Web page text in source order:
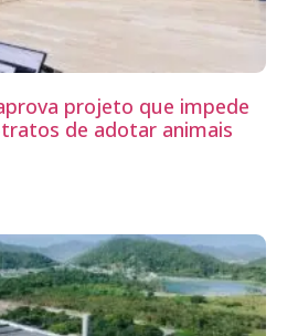
projeto que impede
de adotar animais